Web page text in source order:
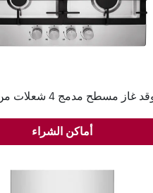
غاز مسطح مدمج 4 شعلات من إل جي
أماكن الشراء